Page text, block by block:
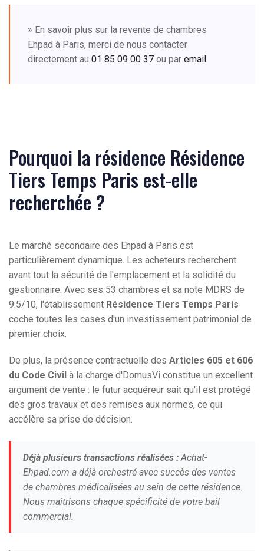
» En savoir plus sur la revente de chambres
Ehpad à Paris, merci de nous contacter
directement au 01 85 09 00 37 ou par email
Pourquoi la résidence Résidence
Tiers Temps Paris est-elle
recherchée ?
Le marché secondaire des Ehpad à Paris est
particulièrement dynamique. Les acheteurs recherchent
avant tout la sécurité de l'emplacement et la solidité du
gestionnaire. Avec ses 53 chambres et sa note MDRS de
9.5/10, l'établissement Résidence Tiers Temps Paris
coche toutes les cases d'un investissement patrimonial de
premier choix.
De plus, la présence contractuelle des Articles 605 et 606
du Code Civil à la charge d'DomusVi constitue un excellent
argument de vente : le futur acquéreur sait qu'il est protégé
des gros travaux et des remises aux normes, ce qui
accélère sa prise de décision.
Déjà plusieurs transactions réalisées : Achat-
Ehpad.com a déjà orchestré avec succès des ventes
de chambres médicalisées au sein de cette résidence.
Nous maîtrisons chaque spécificité de votre bail
commercial.